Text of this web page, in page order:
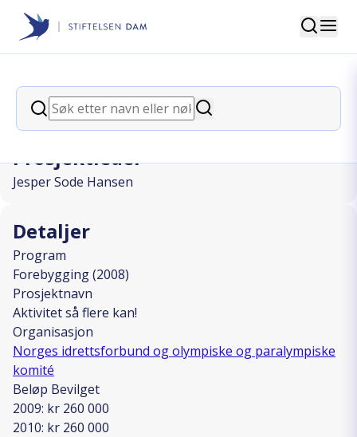
Stiftelsen Dam
Søk
Søk
Søk
back
Aktivitet så flere kan!
Prosjektleder
Jesper Sode Hansen
Detaljer
Program
Forebygging (2008)
Prosjektnavn
Aktivitet så flere kan!
Organisasjon
Norges idrettsforbund og olympiske og paralympiske
komité
Beløp Bevilget
2009: kr 260 000
2010: kr 260 000